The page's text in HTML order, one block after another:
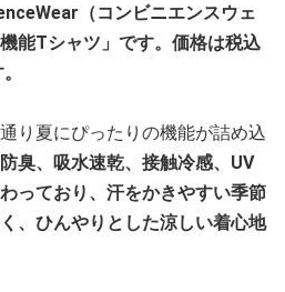
（コンビニエンスウェ
能Tシャツ」です。価格は税込
り夏にぴったりの機能が詰め込
臭、吸水速乾、接触冷感、UV
っており、汗をかきやすい季節
、ひんやりとした涼しい着心地